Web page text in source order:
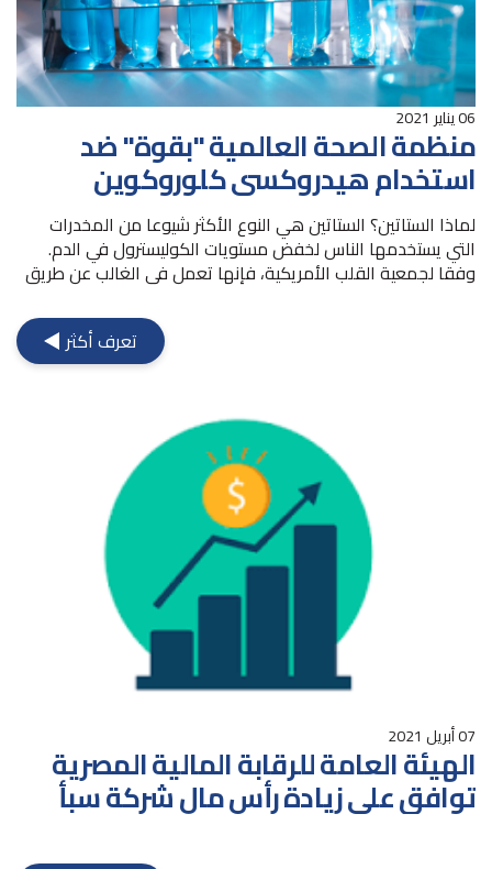
منظمة الصحة العالمية "بقوة" ضد
استخدام هيدروكسي كلوروكوين
للوقاية من الكوفيد-19
06 يناير 2021
لماذا الستاتين؟ الستاتين هي النوع الأكثر شيوعا من المخدرات
التي يستخدمها الناس لخفض مستويات الكوليسترول في الدم.
وفقا لجمعية القلب الأمريكية، فإنها تعمل في الغالب عن طريق
تعرف أكثر
الهيئة العامة للرقابة المالية المصرية
توافق على زيادة رأس مال شركة سبأ
للأدوية
07 أبريل 2021